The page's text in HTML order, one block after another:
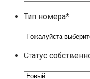
Тип номера*
Статус